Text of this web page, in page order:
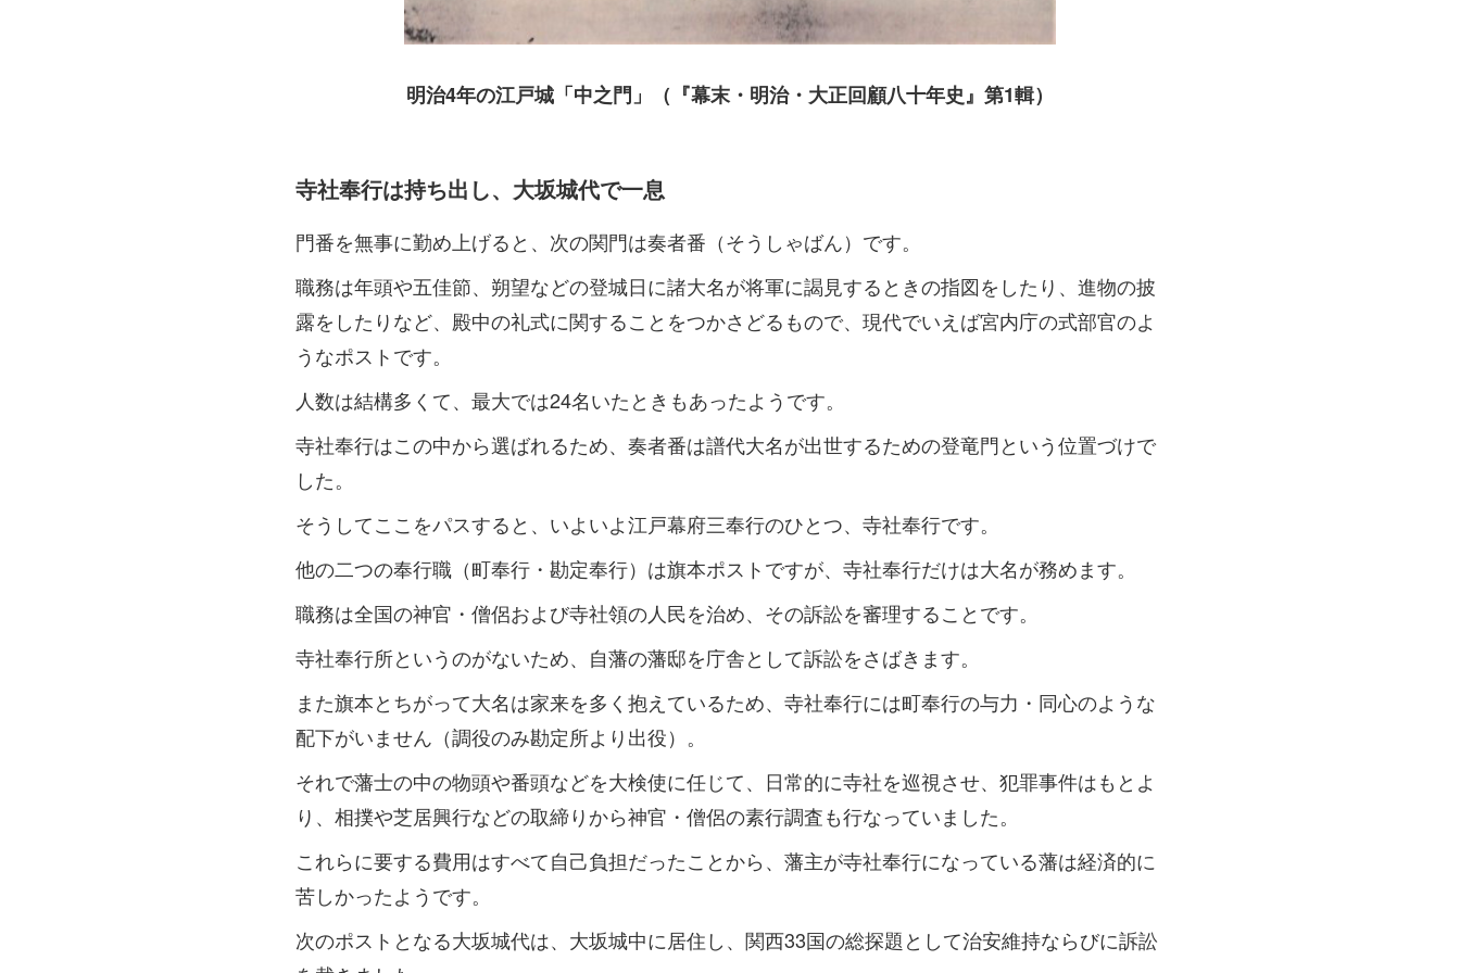
明治4年の江戸城「中之門」（『幕末・明治・大正回顧八十年史』第1輯）
寺社奉行は持ち出し、大坂城代で一息
門番を無事に勤め上げると、次の関門は奏者番（そうしゃばん）です。
職務は年頭や五佳節、朔望などの登城日に諸大名が将軍に謁見するときの指図をしたり、進物の披
露をしたりなど、殿中の礼式に関することをつかさどるもので、現代でいえば宮内庁の式部官のよ
うなポストです。
人数は結構多くて、最大では24名いたときもあったようです。
寺社奉行はこの中から選ばれるため、奏者番は譜代大名が出世するための登竜門という位置づけで
した。
そうしてここをパスすると、いよいよ江戸幕府三奉行のひとつ、寺社奉行です。
他の二つの奉行職（町奉行・勘定奉行）は旗本ポストですが、寺社奉行だけは大名が務めます。
職務は全国の神官・僧侶および寺社領の人民を治め、その訴訟を審理することです。
寺社奉行所というのがないため、自藩の藩邸を庁舎として訴訟をさばきます。
また旗本とちがって大名は家来を多く抱えているため、寺社奉行には町奉行の与力・同心のような
配下がいません（調役のみ勘定所より出役）。
それで藩士の中の物頭や番頭などを大検使に任じて、日常的に寺社を巡視させ、犯罪事件はもとよ
り、相撲や芝居興行などの取締りから神官・僧侶の素行調査も行なっていました。
これらに要する費用はすべて自己負担だったことから、藩主が寺社奉行になっている藩は経済的に
苦しかったようです。
次のポストとなる大坂城代は、大坂城中に居住し、関西33国の総探題として治安維持ならびに訴訟